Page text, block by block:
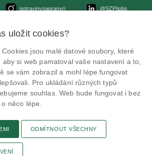
potravinynapranyri @SZPIjobs
inspekce 2026.
|Zásady ochrany soukromí
Novinky
uložit cookies?
jsou malé datové soubory, které
si web pamatoval vaše nastavení a to,
se vám zobrazil a mohl lépe fungovat
Pro ukládání různých typů
souhlas. Web bude fungovat i bez
něco lépe.
ODMÍTNOUT VŠECHNY